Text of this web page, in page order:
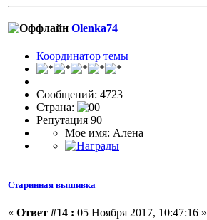
Olenka74
Координатор темы
Сообщений: 4723
Страна:
Репутация 90
Мое имя: Алена
Старинная вышивка
« Ответ #14 : 05 Ноября 2017, 10:47:16 »